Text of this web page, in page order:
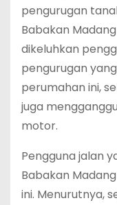
pengurugan
Babakan
dikeluhkan
pengurugan
perumahan ini,
juga
motor.
Pengguna jalan
Babakan
ini. Menurutnya,